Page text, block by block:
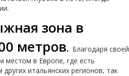
зона в
метров.. Благодаря своей
местом в Европе, где есть
итальянских регионов, так